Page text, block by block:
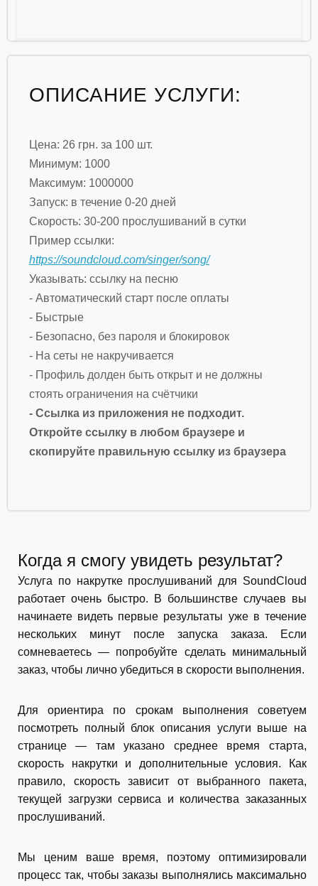
ОПИСАНИЕ УСЛУГИ:
Цена: 26 грн. за 100 шт.
Минимум: 1000
Максимум: 1000000
Запуск: в течение 0-20 дней
Скорость: 30-200 прослушиваний в сутки
Пример ссылки:
https://soundcloud.com/singer/song/
Указывать: ссылку на песню
- Автоматический старт после оплаты
- Быстрые
- Безопасно, без пароля и блокировок
- На сеты не накручивается
- Профиль долден быть открыт и не должны
стоять ограничения на счётчики
- Ссылка из приложения не подходит.
Откройте ссылку в любом браузере и
скопируйте правильную ссылку из браузера
Когда я смогу увидеть результат?
Услуга по накрутке прослушиваний для SoundCloud
работает очень быстро. В большинстве случаев вы
начинаете видеть первые результаты уже в течение
нескольких минут после запуска заказа. Если
сомневаетесь — попробуйте сделать минимальный
заказ, чтобы лично убедиться в скорости выполнения.
Для ориентира по срокам выполнения советуем
посмотреть полный блок описания услуги выше на
странице — там указано среднее время старта,
скорость накрутки и дополнительные условия. Как
правило, скорость зависит от выбранного пакета,
текущей загрузки сервиса и количества заказанных
прослушиваний.
Мы ценим ваше время, поэтому оптимизировали
процесс так, чтобы заказы выполнялись максимально